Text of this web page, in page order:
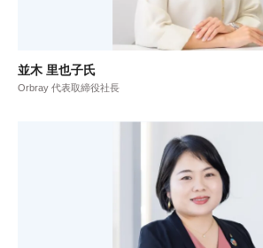
並木 里也子氏
Orbray 代表取締役社長